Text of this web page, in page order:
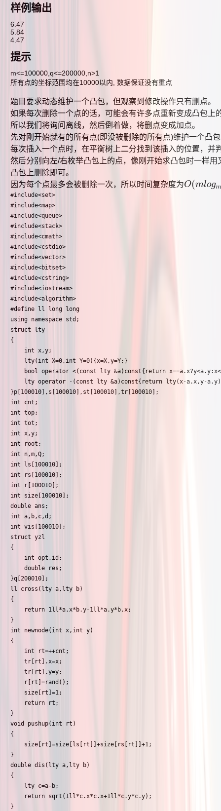
样例输出
6.47
5.84
4.47
提示
m<=100000,q<=200000,n>1
所有点的坐标范围均在10000以内, 数据保证没有重点
题目要求动态维护一个凸包，但观察到修改操作只有删点。
如果每次删除一个点的话，可能会有许多点重新变成凸包上
所以我们将询问离线，然后倒着做，将删点变成加点。
先对刚开始就有的所有点(即没被删除的所有点)维护一个凸
每次插入一个点时，在平衡树上二分找到该插入的位置，
然后分别向左/右枚举凸包上的点，像刚开始求凸包时一样
凸包上删除即可。
因为每个点最多会被删除一次，所以时间复杂度为O(mlog
O(mlogm+
#include<set>
#include<map>
#include<queue>
#include<stack>
#include<cmath>
#include<cstdio>
#include<vector>
#include<bitset>
#include<cstring>
#include<iostream>
#include<algorithm>
#define ll long long
using namespace std;
struct lty
{
}p[100010],s[100010],st[100010],tr[100010];
int cnt;
int top;
int tot;
int x,y;
int root;
int n,m,Q;
int ls[100010];
int rs[100010];
int r[100010];
int size[100010];
double ans;
int a,b,c,d;
int vis[100010];
struct yzl
{
}q[200010];
ll cross(lty a,lty b)
{
}
int newnode(int x,int y)
{
}
void pushup(int rt)
{
}
double dis(lty a,lty b)
{
}